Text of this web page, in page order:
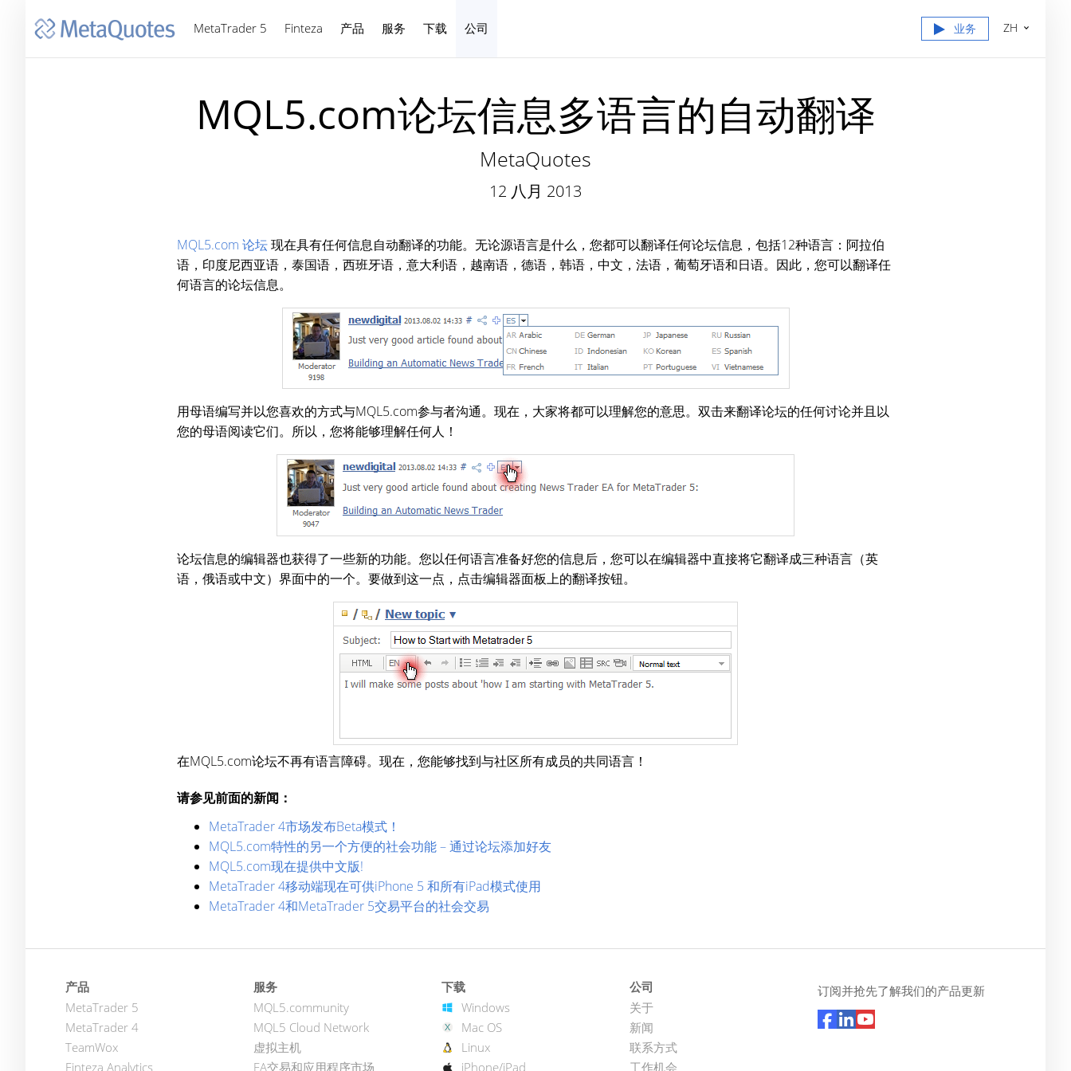
MetaTrader 5 Finteza 产品 服务 下载 公司 业务 ZH
MQL5.com论坛信息多语言的自动翻译
MetaQuotes
12 八月 2013
MQL5.com 论坛现在具有任何信息自动翻译的功能。无论源语言是什么，您都可以翻译任何论坛信息，包括12种语言：阿拉伯
语，印度尼西亚语，泰国语，西班牙语，意大利语，越南语，德语，韩语，中文，法语，葡萄牙语和日语。因此，您可以翻译任
何语言的论坛信息。
用母语编写并以您喜欢的方式与MQL5.com参与者沟通。现在，大家将都可以理解您的意思。双击来翻译论坛的任何讨论并且以
您的母语阅读它们。所以，您将能够理解任何人！
论坛信息的编辑器也获得了一些新的功能。您以任何语言准备好您的信息后，您可以在编辑器中直接将它翻译成三种语言（英
语，俄语或中文）界面中的一个。要做到这一点，点击编辑器面板上的翻译按钮。
在MQL5.com论坛不再有语言障碍。现在，您能够找到与社区所有成员的共同语言！
请参见前面的新闻：
MetaTrader 4市场发布Beta模式！
MQL5.com特性的另一个方便的社会功能 – 通过论坛添加好友
MQL5.com现在提供中文版!
MetaTrader 4移动端现在可供iPhone 5 和所有iPad模式使用
MetaTrader 4和MetaTrader 5交易平台的社会交易
产品
MetaTrader 5
MetaTrader 4
TeamWox
Finteza Analytics
服务
MQL5.community
MQL5 Cloud Network
虚拟主机
EA交易和应用程序市场
下载
Windows
Mac OS
Linux
iPhone/iPad
公司
关于
新闻
联系方式
工作机会
订阅并抢先了解我们的产品更新